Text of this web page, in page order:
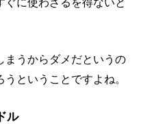
まうからダメだというの
ということですよね。
ル